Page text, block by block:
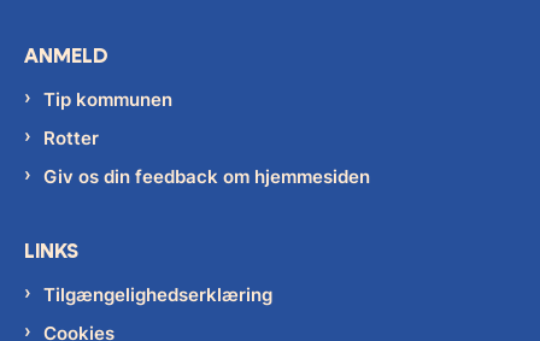
ANMELD
Tip kommunen
Rotter
Giv os din feedback om hjemmesiden
LINKS
Tilgængelighedserklæring
Cookies